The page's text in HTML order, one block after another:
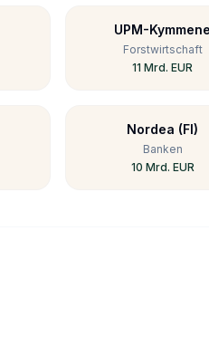
UPM-Kymmene
Forstwirtschaft
11 Mrd. EUR
Nordea (FI)
Banken
10 Mrd. EUR